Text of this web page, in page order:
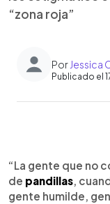
“zona roja”
Por Jessica
Publicado el
►
“La gente que no
de pandillas,
gente humilde,